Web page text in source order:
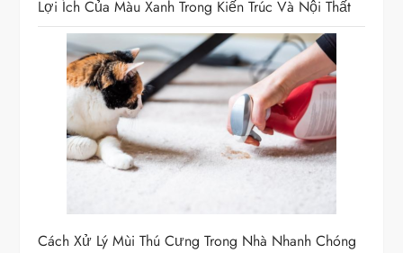
Lợi Ích Của Màu Xanh Trong Kiến Trúc Và Nội Thất
Cách Xử Lý Mùi Thú Cưng Trong Nhà Nhanh Chóng